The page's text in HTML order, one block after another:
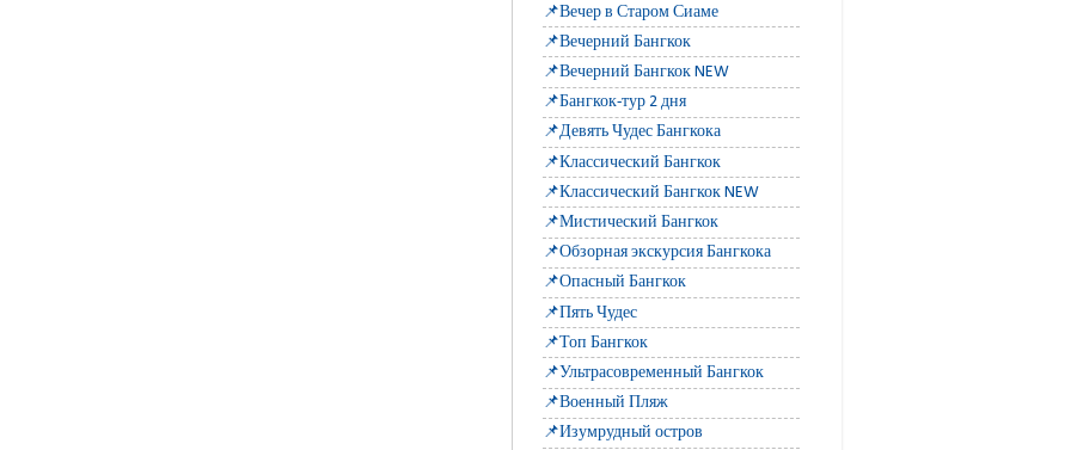
📌Вечер в Старом Сиаме
📌Вечерний Бангкок
📌Вечерний Бангкок NEW
📌Бангкок-тур 2 дня
📌Девять Чудес Бангкока
📌Классический Бангкок
📌Классический Бангкок NEW
📌Мистический Бангкок
📌Обзорная экскурсия Бангкока
📌Опасный Бангкок
📌Пять Чудес
📌Топ Бангкок
📌Ультрасовременный Бангкок
📌Военный Пляж
📌Изумрудный остров